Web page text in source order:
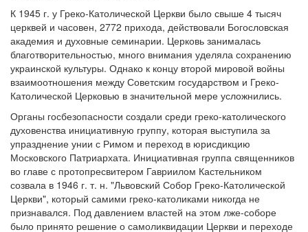
К 1945 г. у Греко-Католической Церкви было свыше 4 тысяч
церквей и часовен, 2772 прихода, действовали Богословская
академия и духовные семинарии. Церковь занималась
благотворительностью, много внимания уделяла сохранению
украинской культуры. Однако к концу второй мировой войны
взаимоотношения между Советским государством и Греко-
Католической Церковью в значительной мере усложнились.
Органы госбезопасности создали среди греко-католического
духовенства инициативную группу, которая выступила за
упразднение унии с Римом и переход в юрисдикцию
Московского Патриархата. Инициативная группа священников
во главе с протопресвитером Гавриилом Кастельником
созвала в 1946 г. т. н. "Львовский Собор Греко-Католической
Церкви", который самими греко-католиками никогда не
признавался. Под давлением властей на этом лже-соборе
было принято решение о самоликвидации Церкви и переходе